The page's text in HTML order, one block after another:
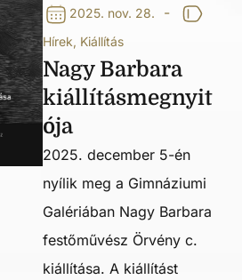
2025. nov. 28. -
Hírek, Kiállítás
Nagy Barbara
kiállításmegnyit
ója
2025. december 5-én
nyílik meg a Gimnáziumi
Galériában Nagy Barbara
festőművész Örvény c.
kiállítása. A kiállítást